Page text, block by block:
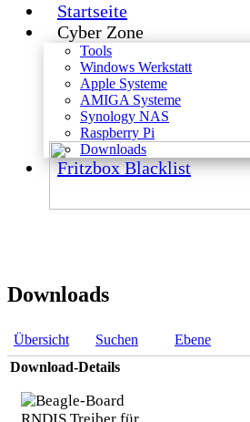
Startseite
Cyber Zone
Tools
Windows Werkstatt
Apple Systeme
AMIGA Systeme
Synology NAS
Raspberry Pi
Downloads
Fritzbox Blacklist
Downloads
Übersicht Suchen
Ebene
Download-Details